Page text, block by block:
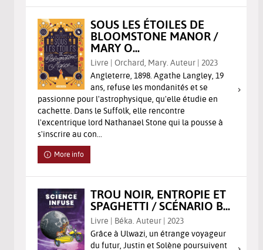
SOUS LES ÉTOILES DE
BLOOMSTONE MANOR /
MARY O...
Livre | Orchard, Mary. Auteur | 2023
Angleterre, 1898. Agathe Langley, 19
ans, refuse les mondanités et se
passionne pour l'astrophysique, qu'elle étudie en
cachette. Dans le Suffolk, elle rencontre
l'excentrique lord Nathanael Stone qui la pousse à
s'inscrire au con...
More info
TROU NOIR, ENTROPIE ET
SPAGHETTI / SCÉNARIO B...
Livre | Béka. Auteur | 2023
Grâce à Ulwazi, un étrange voyageur
du futur, Justin et Solène poursuivent